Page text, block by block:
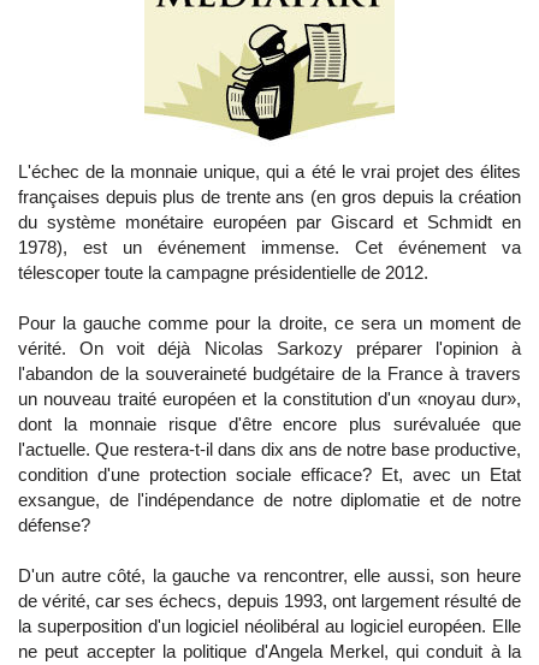
L'échec de la monnaie unique, qui a été le vrai projet des élites
françaises depuis plus de trente ans (en gros depuis la création
du système monétaire européen par Giscard et Schmidt en
1978), est un événement immense. Cet événement va
télescoper toute la campagne présidentielle de 2012.
Pour la gauche comme pour la droite, ce sera un moment de
vérité. On voit déjà Nicolas Sarkozy préparer l'opinion à
l'abandon de la souveraineté budgétaire de la France à travers
un nouveau traité européen et la constitution d'un «noyau dur»,
dont la monnaie risque d'être encore plus surévaluée que
l'actuelle. Que restera-t-il dans dix ans de notre base productive,
condition d'une protection sociale efficace? Et, avec un Etat
exsangue, de l'indépendance de notre diplomatie et de notre
défense?
D'un autre côté, la gauche va rencontrer, elle aussi, son heure
de vérité, car ses échecs, depuis 1993, ont largement résulté de
la superposition d'un logiciel néolibéral au logiciel européen. Elle
ne peut accepter la politique d'Angela Merkel, qui conduit à la